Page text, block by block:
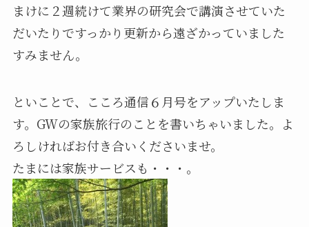
まけに２週続けて業界の研究会で講演させていた
だいたりですっかり更新から遠ざかっていました
すみません。
といことで、こころ通信６月号をアップいたしま
す。GWの家族旅行のことを書いちゃいました。よ
ろしければお付き合いくださいませ。
たまには家族サービスも・・・。